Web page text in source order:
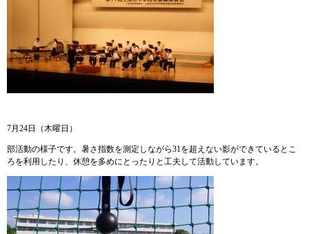
7月24日（木曜日）
部活動の様子です。暑さ指数を測定しながら31を超えない影ができているとこ
ろを利用したり、休憩を多めにとったりと工夫して活動しています。